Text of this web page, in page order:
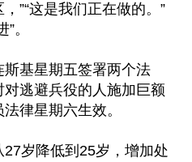
”“这是我们正在做的。”
。
基星期五签署两个法
逃避兵役的人施加巨额
律星期六生效。
岁降低到25岁，增加处